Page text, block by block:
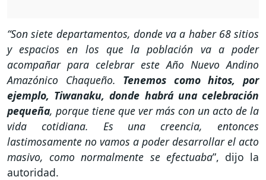
“Son siete departamentos, donde va a haber 68 sitios
y espacios en los que la población va a poder
acompañar para celebrar este Año Nuevo Andino
Amazónico Chaqueño. Tenemos como hitos, por
ejemplo, Tiwanaku, donde habrá una celebración
pequeña, porque tiene que ver más con un acto de la
vida cotidiana. Es una creencia, entonces
lastimosamente no vamos a poder desarrollar el acto
masivo, como normalmente se efectuaba”, dijo la
autoridad.